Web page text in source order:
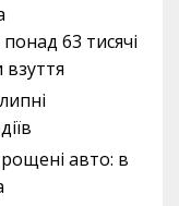
63 тисячі
авто: в